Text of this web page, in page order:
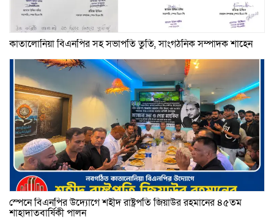
কাতালোনিয়া বিএনপির সহ সভাপতি তুতি, সাংগঠনিক সম্পাদক শাহেন
স্পেনে বিএনপির উদ্যোগে শহীদ রাষ্ট্রপতি জিয়াউর রহমানের ৪৫তম
শাহাদাতবার্ষিকী পালন